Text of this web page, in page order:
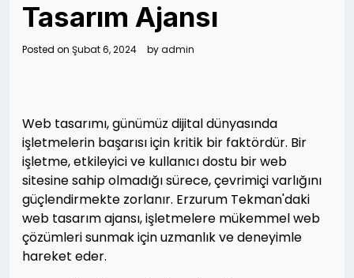
Tasarım Ajansı
Posted on Şubat 6, 2024 byadmin
Web tasarımı, günümüz dijital dünyasında
işletmelerin başarısı için kritik bir faktördür. Bir
işletme, etkileyici ve kullanıcı dostu bir web
sitesine sahip olmadığı sürece, çevrimiçi varlığını
güçlendirmekte zorlanır. Erzurum Tekman'daki
web tasarım ajansı, işletmelere mükemmel web
çözümleri sunmak için uzmanlık ve deneyimle
hareket eder.